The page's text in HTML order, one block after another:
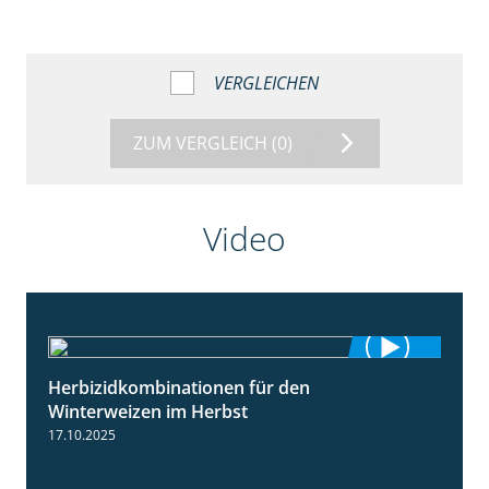
VERGLEICHEN
ZUM VERGLEICH (0)
Video
Herbizidkombinationen für den
Winterweizen im Herbst
17.10.2025